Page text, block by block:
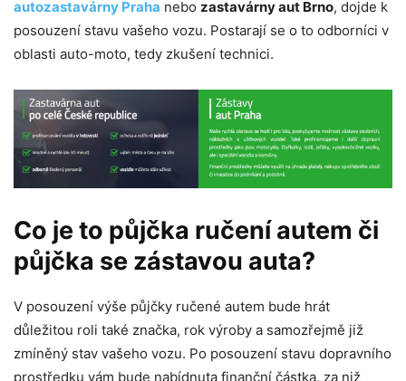
autozastavárny Praha nebo zastavárny aut Brno, dojde k
posouzení stavu vašeho vozu. Postarají se o to odborníci v
oblasti auto-moto, tedy zkušení technici.
Co je to půjčka ručení autem či
půjčka se zástavou auta?
V posouzení výše půjčky ručené autem bude hrát
důležitou roli také značka, rok výroby a samozřejmě již
zmíněný stav vašeho vozu. Po posouzení stavu dopravního
prostředku vám bude nabídnuta finanční částka, za niž